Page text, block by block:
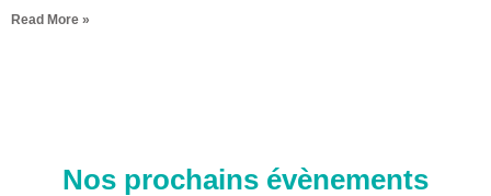
Read More »
Nos prochains évènements